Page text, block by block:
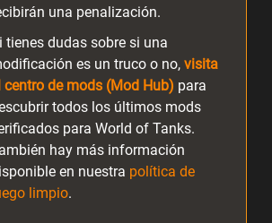
una penalización.
tienes dudas sobre si una
es un truco o no, visita
centro de mods (Mod Hub) para
todos los últimos mods
para World of Tanks.
hay más información
en nuestra política de
limpio.